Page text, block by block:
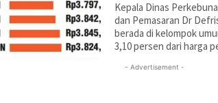
Kepala Dinas
dan Pemasaran Dr
berada di kelompok
3,10 persen dari harga
- Advertisement -